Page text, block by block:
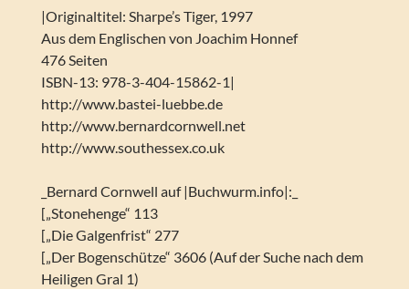
|Originaltitel: Sharpe’s Tiger, 1997
Aus dem Englischen von Joachim Honnef
476 Seiten
ISBN-13: 978-3-404-15862-1|
http://www.bastei-luebbe.de
http://www.bernardcornwell.net
http://www.southessex.co.uk
_Bernard Cornwell auf |Buchwurm.info|:_
[„Stonehenge“ 113
[„Die Galgenfrist“ 277
[„Der Bogenschütze“ 3606 (Auf der Suche nach dem
Heiligen Gral 1)